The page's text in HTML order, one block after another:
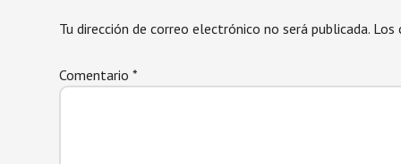
Tu dirección de correo electrónico no será publicada. Los
Comentario*